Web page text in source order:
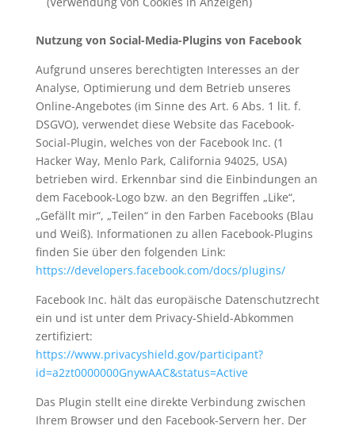
Nutzung von Social-Media-Plugins von Facebook
Aufgrund unseres berechtigten Interesses an der
Analyse, Optimierung und dem Betrieb unseres
Online-Angebotes (im Sinne des Art. 6 Abs. 1 lit. f.
DSGVO), verwendet diese Website das Facebook-
Social-Plugin, welches von der Facebook Inc. (1
Hacker Way, Menlo Park, California 94025, USA)
betrieben wird. Erkennbar sind die Einbindungen an
dem Facebook-Logo bzw. an den Begriffen „Like“,
„Gefällt mir“, „Teilen“ in den Farben Facebooks (Blau
und Weiß). Informationen zu allen Facebook-Plugins
finden Sie über den folgenden Link:
https://developers.facebook.com/docs/plugins/
Facebook Inc. hält das europäische Datenschutzrecht
ein und ist unter dem Privacy-Shield-Abkommen
zertifiziert:
https://www.privacyshield.gov/participant?
id=a2zt0000000GnywAAC&status=Active
Das Plugin stellt eine direkte Verbindung zwischen
Ihrem Browser und den Facebook-Servern her. Der